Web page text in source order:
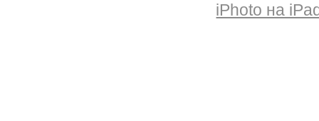
iPhoto на